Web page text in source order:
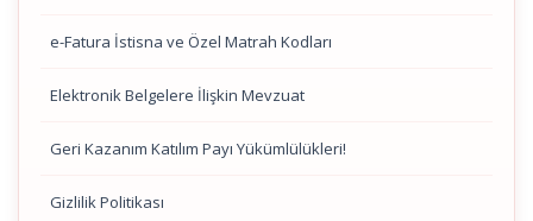
e-Fatura İstisna ve Özel Matrah Kodları
Elektronik Belgelere İlişkin Mevzuat
Geri Kazanım Katılım Payı Yükümlülükleri!
Gizlilik Politikası